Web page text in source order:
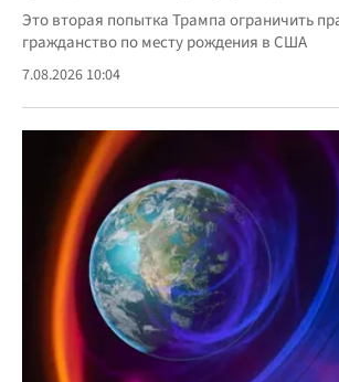
Это вторая попытка Трампа ограничить
гражданство по месту рождения в США
7.08.2026 10:04